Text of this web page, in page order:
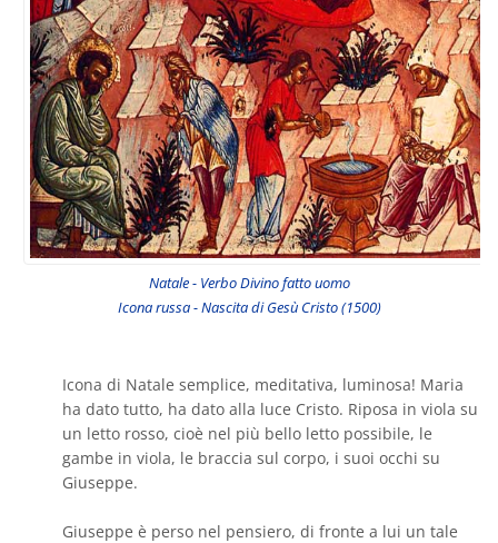
Natale - Verbo Divino fatto uomo
Icona russa - Nascita di Gesù Cristo (1500)
Icona di Natale semplice, meditativa, luminosa! Maria
ha dato tutto, ha dato alla luce Cristo. Riposa in viola su
un letto rosso, cioè nel più bello letto possibile, le
gambe in viola, le braccia sul corpo, i suoi occhi su
Giuseppe.
Giuseppe è perso nel pensiero, di fronte a lui un tale